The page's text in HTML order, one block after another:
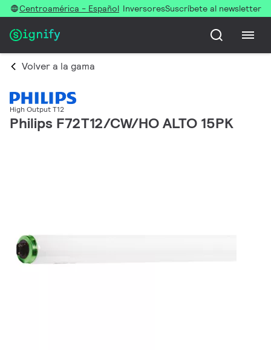
Centroamérica - Español InversoresSuscríbete al newsletter
Volver a la gama
High Output T12
Philips F72T12/CW/HO ALTO 15PK